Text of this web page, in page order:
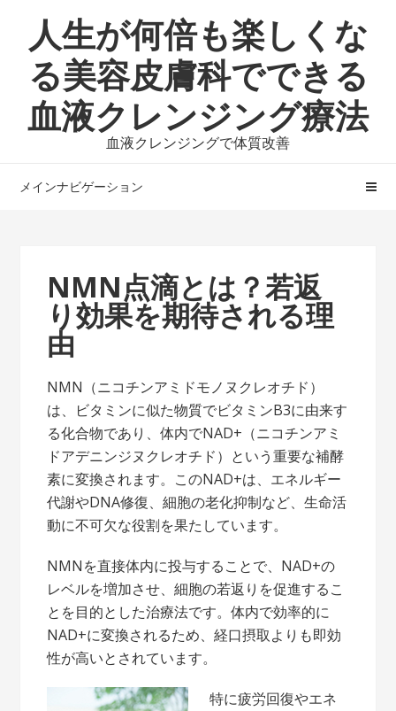
ゲ
ー
シ
ョ
ス
テ
ン
ツ
へ
ッ
人生が何倍も楽しくな
る美容皮膚科でできる
血液クレンジング療法
血液クレンジングで体質改善
メインナビゲーション
NMN点滴とは？若返
り効果を期待される理
由
NMN（ニコチンアミドモノヌクレオチド）
は、ビタミンに似た物質でビタミンB3に由来す
る化合物であり、体内でNAD+（ニコチンアミ
ドアデニンジヌクレオチド）という重要な補酵
素に変換されます。このNAD+は、エネルギー
代謝やDNA修復、細胞の老化抑制など、生命活
動に不可欠な役割を果たしています。
NMNを直接体内に投与することで、NAD+の
レベルを増加させ、細胞の若返りを促進するこ
とを目的とした治療法です。体内で効率的に
NAD+に変換されるため、経口摂取よりも即効
性が高いとされています。
特に疲労回復やエネ